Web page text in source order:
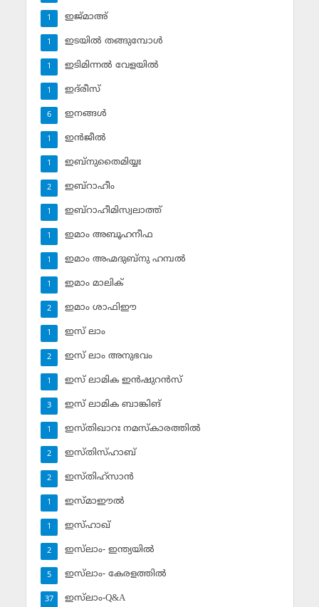
ഇജ്മാഅ്
1
ഇടയില്‍ തങ്ങുമ്പോള്‍
1
ഇടിമിന്നല്‍ വേളയില്‍
1
ഇദ്‌രീസ്‌
1
ഇനങ്ങള്‍
6
ഇന്‍ജീല്‍
1
ഇബ്‌നുതൈമിയ്യഃ
1
ഇബ്‌റാഹീം
2
ഇബ്‌റാഹീമിസ്വലാത്ത്
1
ഇമാം അബൂഹനീഫ
1
ഇമാം അഹ്മദുബ്‌നു ഹമ്പല്‍
1
ഇമാം മാലിക്
1
ഇമാം ശാഫിഈ
2
ഇസ് ലാം
1
ഇസ് ലാം അനുഭവം
2
ഇസ് ലാമിക ഇന്‍ഷുറന്‍സ്‌
1
ഇസ് ലാമിക ബാങ്കിങ്‌
3
ഇസ്തിഖാറഃ നമസ്‌കാരത്തില്‍
1
ഇസ്തിസ്ഹാബ്
2
ഇസ്തിഹ്‌സാന്‍
2
ഇസ്മാഈല്‍
1
ഇസ്ഹാഖ്‌
1
ഇസ്‌ലാം- ഇന്ത്യയില്‍
2
ഇസ്‌ലാം- കേരളത്തില്‍
5
ഇസ്‌ലാം-Q&A
37